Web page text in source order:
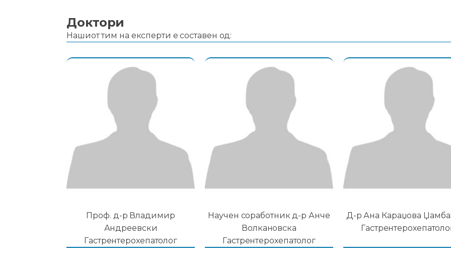
Доктори
Нашиот тим на експерти е составен од:
Проф. д-р Владимир
Андреевски
Гастрентерохепатолог
Научен соработник д-р Анче
Волкановска
Гастрентерохепатолог
Д-р Ана Караџова